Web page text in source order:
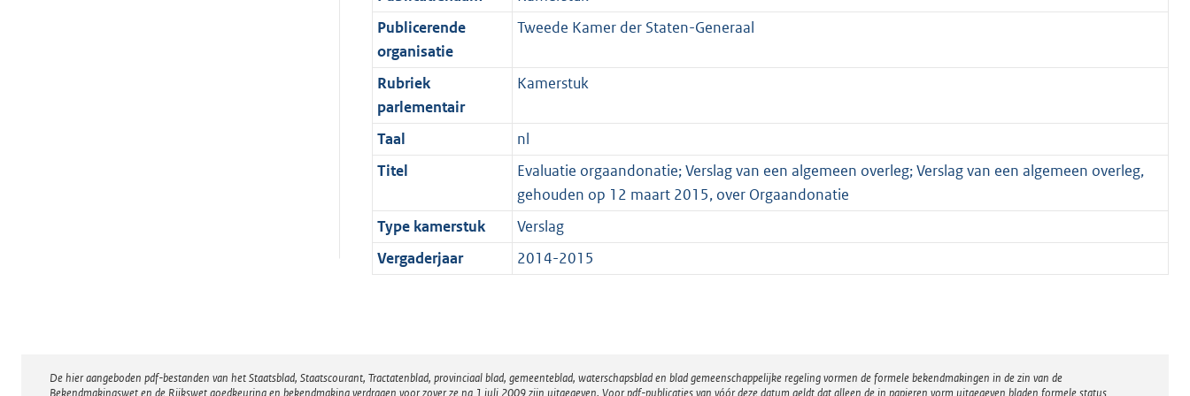
Publicerende
organisatie
Tweede Kamer der Staten-Generaal
Rubriek
parlementair
Kamerstuk
Taal
nl
Titel
Evaluatie orgaandonatie; Verslag van een algemeen overleg; Verslag van een algemeen overleg,
gehouden op 12 maart 2015, over Orgaandonatie
Type kamerstuk
Verslag
Vergaderjaar
2014-2015
Disclaimer
De hier aangeboden pdf-bestanden van het Staatsblad, Staatscourant, Tractatenblad, provinciaal blad, gemeenteblad, waterschapsblad en blad gemeenschappelijke regeling vormen de formele bekendmakingen in de zin van de
Bekendmakingswet en de Rijkswet goedkeuring en bekendmaking verdragen voor zover ze na 1 juli 2009 zijn uitgegeven. Voor pdf-publicaties van vóór deze datum geldt dat alleen de in papieren vorm uitgegeven bladen formele status